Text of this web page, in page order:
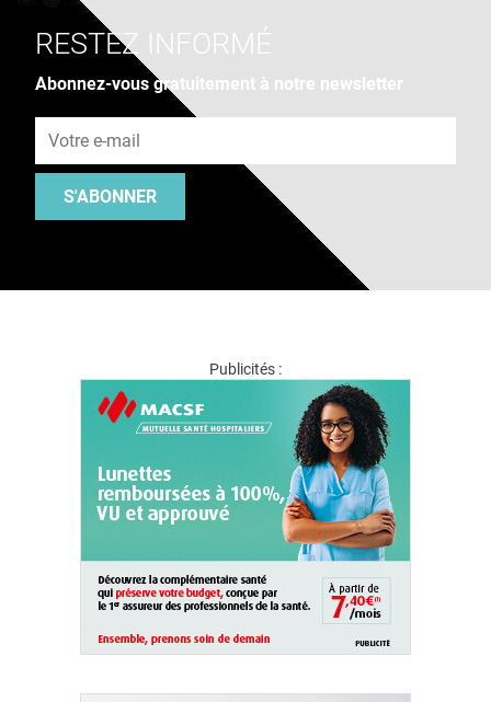
RESTEZ INFORMÉ
Abonnez-vous gratuitement à notre newsletter
S'ABONNER
Publicités :